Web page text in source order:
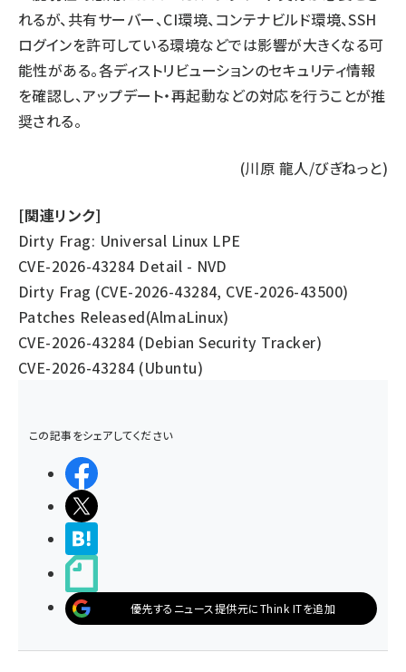
れるが、共有サーバー、CI環境、コンテナビルド環境、SSH
ログインを許可している環境などでは影響が大きくなる可
能性がある。各ディストリビューションのセキュリティ情報
を確認し、アップデート・再起動などの対応を行うことが推
奨される。
(川原 龍人/びぎねっと)
[関連リンク]
Dirty Frag: Universal Linux LPE
CVE-2026-43284 Detail - NVD
Dirty Frag (CVE-2026-43284, CVE-2026-43500)
Patches Released(AlmaLinux)
CVE-2026-43284 (Debian Security Tracker)
CVE-2026-43284 (Ubuntu)
この記事をシェアしてください
優先するニュース提供元にThink ITを追加